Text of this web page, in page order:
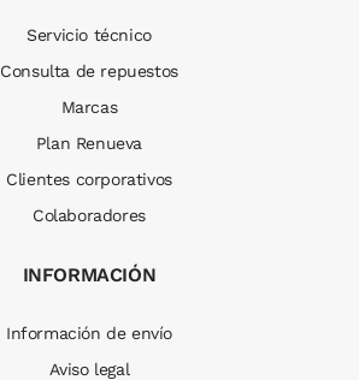
Servicio técnico
Consulta de repuestos
Marcas
Plan Renueva
Clientes corporativos
Colaboradores
INFORMACIÓN
Información de envío
Aviso legal